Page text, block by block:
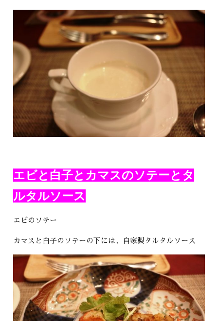
エビと白子とカマスのソテーとタ
ルタルソース
エビのソテー
カマスと白子のソテーの下には、自家製タルタルソース